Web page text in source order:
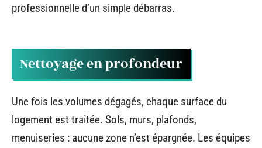
professionnelle d’un simple débarras.
Nettoyage en profondeur
Une fois les volumes dégagés, chaque surface du
logement est traitée. Sols, murs, plafonds,
menuiseries : aucune zone n’est épargnée. Les équipes